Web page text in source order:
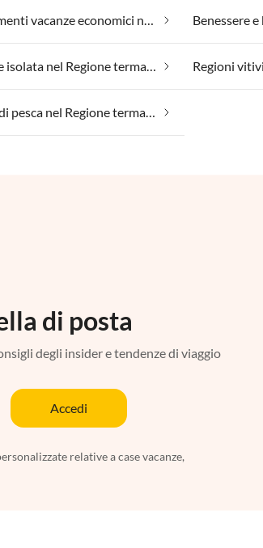
Appartamenti vacanze economici nel Regione termale del Burgenland
Posizione isolata nel Regione termale del Burgenland
Vacanza di pesca nel Regione termale del Burgenland
di posta
degli insider e tendenze di viaggio
Accedi
relative a case vacanze,